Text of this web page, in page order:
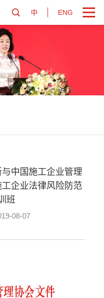
ENG
中
中国施工企业管理
企业法律风险防范
班
08-07